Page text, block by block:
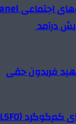
درآمد
فریدون حقی